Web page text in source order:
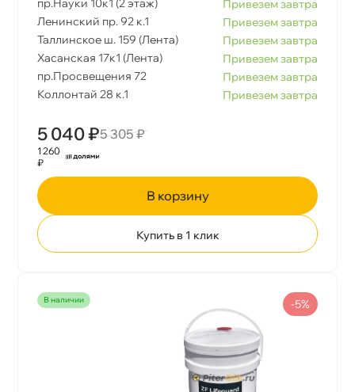
пр.Науки 10к1 (2 этаж)
Привезем завтра
Ленинский пр. 92 к.1
Привезем завтра
Таллинское ш. 159 (Лента)
Привезем завтра
Хасанская 17к1 (Лента)
Привезем завтра
пр.Просвещения 72
Привезем завтра
Коллонтай 28 к.1
Привезем завтра
5 040 ₽5 305 ₽
1 260
₽
корзину
Купить в 1 клик
наличии -5%